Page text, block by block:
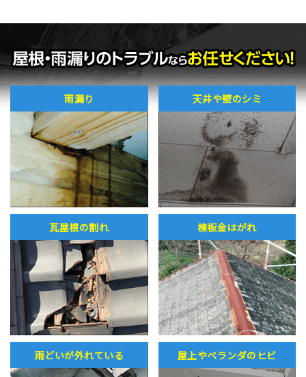
雨漏り 天井や壁のシミ
瓦屋根の割れ 棟板金はがれ
雨どいが外れている 屋上やベランダのヒビ